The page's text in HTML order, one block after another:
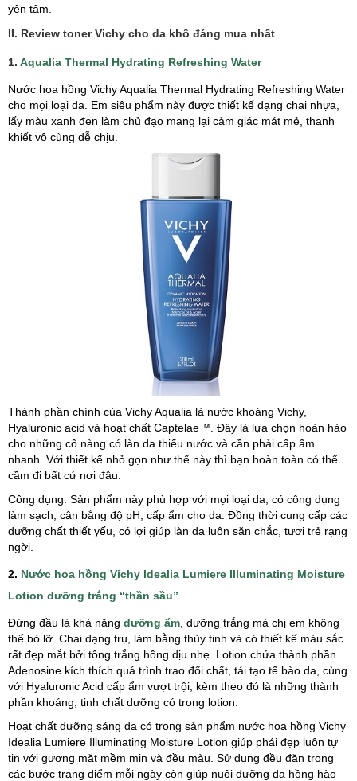
yên tâm.
II. Review toner Vichy cho da khô đáng mua nhất
1. Aqualia Thermal Hydrating Refreshing Water
Nước hoa hồng Vichy Aqualia Thermal Hydrating Refreshing Water
cho mọi loại da. Em siêu phẩm này được thiết kế dạng chai nhựa,
lấy màu xanh đen làm chủ đạo mang lại cảm giác mát mẻ, thanh
khiết vô cùng dễ chịu.
Thành phần chính của Vichy Aqualia là nước khoáng Vichy,
Hyaluronic acid và hoạt chất Captelae™. Đây là lựa chọn hoàn hảo
cho những cô nàng có làn da thiếu nước và cần phải cấp ẩm
nhanh. Với thiết kế nhỏ gọn như thế này thì bạn hoàn toàn có thể
cầm đi bất cứ nơi đâu.
Công dụng: Sản phẩm này phù hợp với mọi loại da, có công dụng
làm sạch, cân bằng độ pH, cấp ẩm cho da. Đồng thời cung cấp các
dưỡng chất thiết yếu, có lợi giúp làn da luôn săn chắc, tươi trẻ rạng
ngời.
2. Nước hoa hồng Vichy Idealia Lumiere Illuminating Moisture
Lotion dưỡng trắng “thần sầu”
Đứng đầu là khả năng dưỡng ẩm , dưỡng trắng mà chị em không
thể bỏ lỡ. Chai dạng trụ, làm bằng thủy tinh và có thiết kế màu sắc
rất đẹp mắt bởi tông trắng hồng dịu nhẹ. Lotion chứa thành phần
Adenosine kích thích quá trình trao đổi chất, tái tạo tế bào da, cùng
với Hyaluronic Acid cấp ẩm vượt trội, kèm theo đó là những thành
phần khoáng, tinh chất dưỡng có trong lotion.
Hoạt chất dưỡng sáng da có trong sản phẩm nước hoa hồng Vichy
Idealia Lumiere Illuminating Moisture Lotion giúp phái đẹp luôn tự
tin với gương mặt mềm mịn và đều màu. Sử dụng đều đặn trong
các bước trang điểm mỗi ngày còn giúp nuôi dưỡng da hồng hào